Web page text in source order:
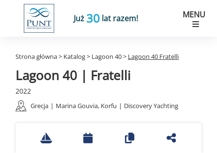
Już 30 lat razem! MENU
Strona główna> Katalog> Lagoon 40> Lagoon 40 Fratelli
Lagoon 40 | Fratelli
2022
Grecja | Marina Gouvia, Korfu | Discovery Yachting